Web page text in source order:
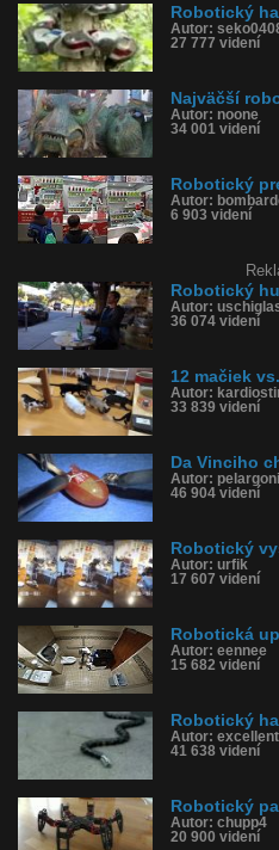
Tagy: robot, robotický futbal, robot
robot fail, humanoidný robot
História sledovanosti videa:
Robotický
Autor:
27 777 videní
Najväčší
Autor: noone
34 001 videní
Robotický
Autor:
6 903 videní
Robotický
Autor:
36 074 videní
12 mačiek
Autor:
33 839 videní
Da Vinciho
Autor:
46 904 videní
Robotický
Autor: urfik
17 607 videní
Robotická
Autor: eennee
15 682 videní
Robotický
Autor: excellent
41 638 videní
Robotický
Autor: chupp4
20 900 videní